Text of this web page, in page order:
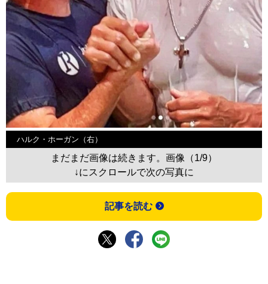
ハルク・ホーガン（右）
まだまだ画像は続きます。画像（1/9）
↓にスクロールで次の写真に
記事を読む